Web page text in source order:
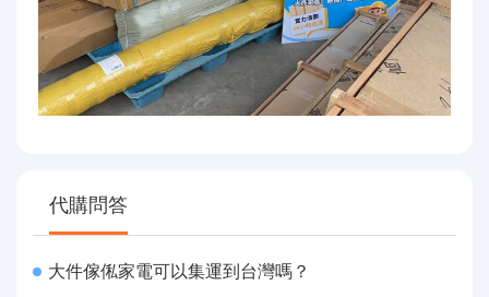
代購問答
大件傢俬家電可以集運到台灣嗎？